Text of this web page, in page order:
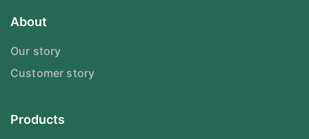
About
Our story
Customer story
Products